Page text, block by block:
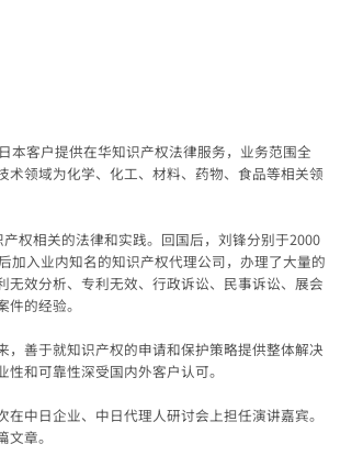
本客户提供在华知识产权法律服务，业务范围全
领域为化学、化工、材料、药物、食品等相关领
权相关的法律和实践。回国后，刘锋分别于2000
加入业内知名的知识产权代理公司，办理了大量的
效分析、专利无效、行政诉讼、民事诉讼、展会
的经验。
善于就知识产权的申请和保护策略提供整体解决
和可靠性深受国内外客户认可。
中日企业、中日代理人研讨会上担任演讲嘉宾。
章。